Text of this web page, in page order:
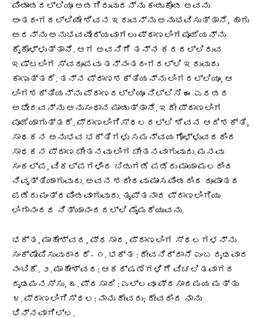
ಪಿಂಡಾಂಡದಲ್ಲಿಯೂ ಅಡಗಿರುವುದನ್ನು ಕಂಡುಕೊಂಡ ಅವನು
ಅಂತರಂಗದಲ್ಲಿಯೇ ಶಿವನ ಇರುವನ್ನು ಅನುಭವಿಸುತ್ತಾನೆ, ಹಾಗು
ಅದನ್ನು ಅನುಭವವೇದ್ಯವಾಗಲು ಪ್ರಾಣಲಿಂಗಪೂಜೆಯನ್ನು
ಕೈಕೊಳ್ಳುತ್ತಾನೆ. ಆಗ ಅವನಿಗೆ ತನ್ನ ಕರದಲ್ಲಿರುವ
ಇಷ್ಟಲಿಂಗ ಸ್ವರೂಪವು ತನ್ನಂತರಂಗದಲ್ಲಿ ಇರುವುದು
ಕಾಣುತ್ತದೆ. ತನ್ನ ಪ್ರಾಣಶಕ್ತಿಯನ್ನು ಲಿಂಗದಲ್ಲಿಯೂ, ಆ
ಲಿಂಗಶಕ್ತಿಯನ್ನು ಪ್ರಾಣದಲ್ಲಿಯೂ ನಿಲ್ಲಿಸಿ ಈ ಎರಡರ
ಅಭೇದವನ್ನು ಅನುಸಂಧಾನ ಮಾಡುತ್ತಾನೆ. ಇದೇ ಪ್ರಾಣಲಿಂಗ
ಪೂಜೆಯಾಗುತ್ತದೆ. ಪ್ರಾಣಲಿಂಗಿಸ್ಥಲದಲ್ಲಿ ಶಿವನ ಆದಿಶಕ್ತಿ,
ಸಾಧಕನ ಅನುಭವ ಭಕ್ತಿಗಳು ಸಮನ್ವಯಗೊಳ್ಳುವದರಿಂದ
ಸಾಧಕನ ಪ್ರಾಣ ಚೇತನವು ಲಿಂಗ ಚೇತನವಾಗುವುದು. ಮನವು
ಸಂಕಲ್ಪ, ವಿಕಲ್ಪಗಳಿಂದ ಬಿಡುಗಡೆ ಪಡೆದು ಮಾಯಾ ಮಲದಿಂದ
ನಿವೃತ್ತಿಯಾಗುವುದು. ಅವನ ಶರೀರವು ಮಾಂಸಪಿಂಡದಿಂದ ರೂಪಾಂತರ
ಪಡೆದು ಮಂತ್ರಪಿಂಡವಾಗುವುದು. ತೃಪ್ತನಾದ ಪ್ರಾಣಲಿಂಗಿಯು
ಲಿಂಗಾನಂದದ ನಿತ್ಯಾನಂದದಲ್ಲಿ ಮೈಮರೆಯುವನು.
ಭಕ್ತ, ಮಾಹೇಶ್ವರ, ಪ್ರಸಾದ, ಪ್ರಾಣಲಿಂಗ ಸ್ಥಲಗಳನ್ನು
ಸಂಕ್ಷೇಪಿಸುವುದಾದರೆ- ೧. ಭಕ್ತ : ದೇವನಿದ್ದಾನೆ ಎಂಬ ದೃಢವಾದ
ನಂಬಿಕೆ. ೨. ಮಾಹೇಶ್ವರ: ಆಕರ್ಷಣೆಗಳಿಗೆ ವಿಚಲಿತವಾಗದ
ದೃಢಮನಸ್ಸು, ೩. ಪ್ರಸಾದಿ : ಎಲ್ಲವೂ ಪ್ರಸಾದಮಯ ಮತ್ತು
೪. ಪ್ರಾಣಲಿಂಗಿಸ್ಥಲ: ನಾನು ದೇವರು; ದೇವರಿಂದ ನಾನು
ಭಿನ್ನವಾಗಿಲ್ಲ.